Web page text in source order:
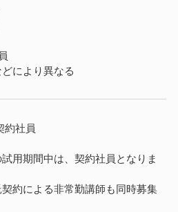
により異なる
約社員
用期間中は、契約社員となりま
約による非常勤講師も同時募集